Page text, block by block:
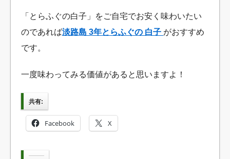
「とらふぐの白子」をご自宅でお安く味わいたい
のであれば淡路島 3年とらふぐの 白子 がおすすめ
です。
一度味わってみる価値があると思いますよ！
共有:
Facebook X